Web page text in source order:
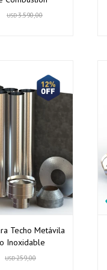
USD3.590,00
Techo Metávila
Inoxidable
USD259,00